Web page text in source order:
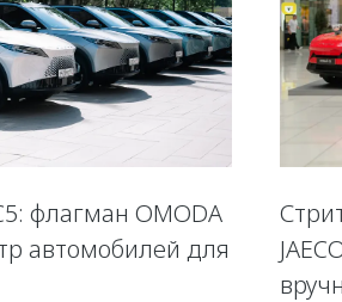
флагман OMODA
автомобилей для